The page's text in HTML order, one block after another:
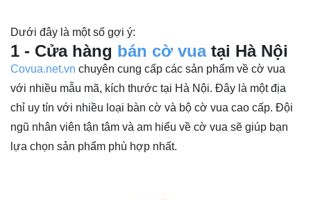
Dưới đây là một số gợi ý:
1 - Cửa hàng bán cờ vua tại Hà Nội
Covua.net.vn chuyên cung cấp các sản phẩm về cờ vua
với nhiều mẫu mã, kích thước tại Hà Nội. Đây là một địa
chỉ uy tín với nhiều loại bàn cờ và bộ cờ vua cao cấp. Đội
ngũ nhân viên tận tâm và am hiểu về cờ vua sẽ giúp bạn
lựa chọn sản phẩm phù hợp nhất.